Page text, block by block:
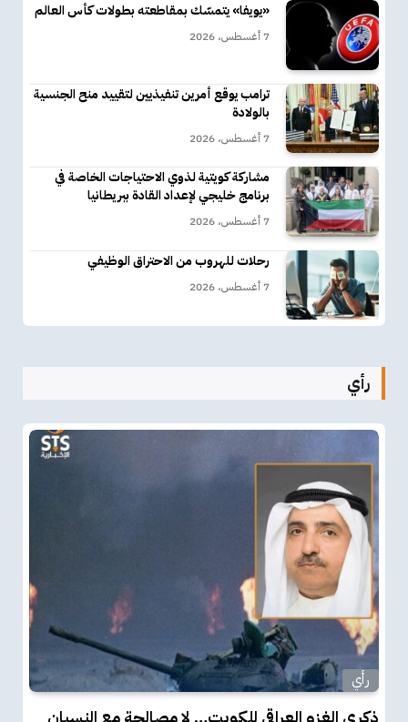
«يويفا» يتمسّك بمقاطعته بطولات كأس العالم
7 أغسطس، 2026
ترامب يوقع أمرين تنفيذيين لتقييد منح الجنسية
بالولادة
7 أغسطس، 2026
مشاركة كويتية لذوي الاحتياجات الخاصة في
برنامج خليجي لإعداد القادة ببريطانيا
7 أغسطس، 2026
رحلات للهروب من الاحتراق الوظيفي
7 أغسطس، 2026
رأي
رأي
ذكرى الغزو العراقي للكويت… لا مصالحة مع النسيان